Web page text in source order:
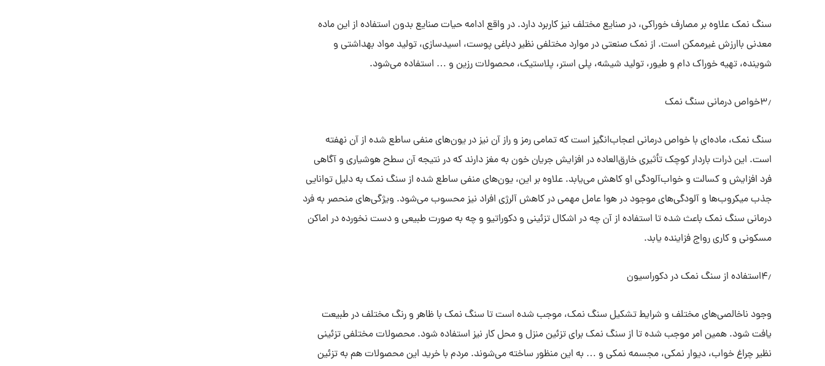
سنگ نمک علاوه بر مصارف خوراکی، در صنایع مختلف نیز کاربرد دارد. در واقع ادامه حیات صنایع بدون استفاده از این ماده
معدنی باارزش غیرممکن است. از نمک صنعتی در موارد مختلفی نظیر دباغی پوست، اسیدسازی، تولید مواد بهداشتی و
شوینده، تهیه خوراک دام و طیور، تولید شیشه، پلی استر، پلاستیک، محصولات رزین و … استفاده می‌شود.
۳٫خواص درمانی سنگ نمک
سنگ نمک، ماده‌ای با خواص درمانی اعجاب‌انگیز است که تمامی رمز و راز آن نیز در یون‌های منفی ساطع شده از آن نهفته
است. این ذرات باردار کوچک تأثیری خارق‌العاده در افزایش جریان خون به مغز دارند که در نتیجه آن سطح هوشیاری و آگاهی
فرد افزایش و کسالت و خواب‌آلودگی او کاهش می‌یابد. علاوه بر این، یون‌های منفی ساطع شده از سنگ نمک به دلیل توانایی
جذب میکروب‌‌ها و آلودگی‌های موجود در هوا عامل مهمی در کاهش آلرژی افراد نیز محسوب می‌شود. ویژگی‌های منحصر به فرد
درمانی سنگ نمک باعث شده تا استفاده از آن چه در اشکال تزئینی و دکوراتیو و چه به صورت طبیعی و دست‌ نخورده در اماکن
مسکونی و کاری رواج فزاینده یابد.
۴٫استفاده از سنگ نمک در دکوراسیون
وجود ناخالصی‌های مختلف و شرایط تشکیل سنگ نمک، موجب شده است تا سنگ نمک با ظاهر و رنگ مختلف در طبیعت
یافت شود. همین امر موجب شده تا از سنگ نمک برای تزئین منزل و محل کار نیز استفاده شود. محصولات مختلفی تزئینی
نظیر چراغ خواب، دیوار نمکی، مجسمه نمکی و … به این منظور ساخته می‌شوند. مردم با خرید این محصولات هم به تزئین